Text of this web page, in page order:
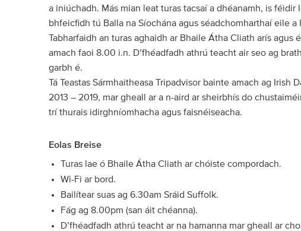
a iniúchadh. Más mian leat turas tacsaí a dhéanamh, is
bhfeicfidh tú Balla na Síochána agus séadchomharthaí eile
Tabharfaidh an turas aghaidh ar Bhaile Átha Cliath arís agus
amach faoi 8.00 i.n. D’fhéadfadh athrú teacht air seo ag
garbh é.
Tá Teastas Sármhaitheasa Tripadvisor bainte amach ag Irish
2013 – 2019, mar gheall ar a n-aird ar sheirbhís do
trí thurais idirghníomhacha agus faisnéiseacha.
Eolas Breise
Turas lae ó Bhaile Átha Cliath ar chóiste compordach.
Wi-Fi ar bord.
Bailítear suas ag 6.30am Sráid Suffolk.
Fág ag 8.00pm (san áit chéanna).
D’fhéadfadh athrú teacht ar na hamanna mar gheall ar